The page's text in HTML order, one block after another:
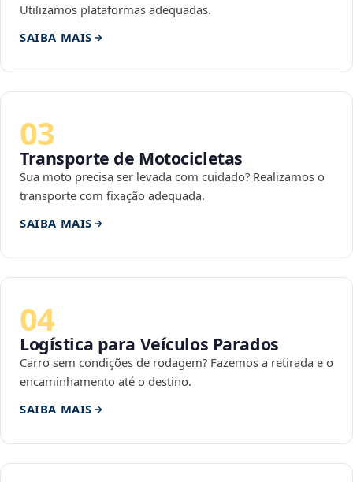
Utilizamos plataformas adequadas.
SAIBA MAIS
03
Transporte de Motocicletas
Sua moto precisa ser levada com cuidado? Realizamos o
transporte com fixação adequada.
SAIBA MAIS
04
Logística para Veículos Parados
Carro sem condições de rodagem? Fazemos a retirada e o
encaminhamento até o destino.
SAIBA MAIS